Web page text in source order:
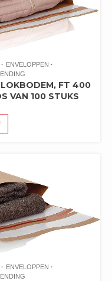
ENVELOPPEN
FT 400
VAN 100 STUKS
ENVELOPPEN